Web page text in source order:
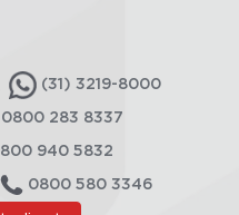
(31) 3219-8000
0800 283 8337
940 5832
0800 580 3346